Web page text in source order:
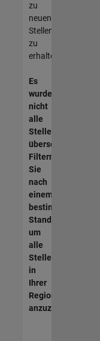
zu
neuen
Stellenangeboten
zu
erhalten.
Es
wurden
nicht
alle
Stellen
übersetzt.
Filtern
Sie
nach
einem
bestimmten
Standort,
um
alle
Stellenangebote
in
Ihrer
Region
anzuzeigen.